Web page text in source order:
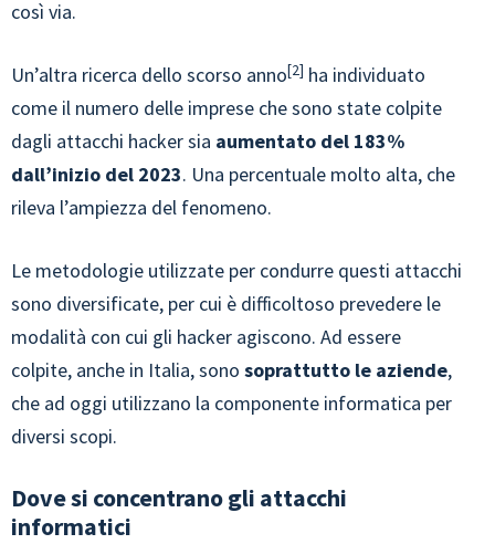
così via.
Un’altra ricerca dello scorso anno 2 ha individuato
come il numero delle imprese che sono state colpite
dagli attacchi hacker sia aumentato del 183%
dall’inizio del 2023. Una percentuale molto alta, che
rileva l’ampiezza del fenomeno.
Le metodologie utilizzate per condurre questi attacchi
sono diversificate, per cui è difficoltoso prevedere le
modalità con cui gli hacker agiscono. Ad essere
colpite, anche in Italia, sono soprattutto le aziende,
che ad oggi utilizzano la componente informatica per
diversi scopi.
Dove si concentrano gli attacchi
informatici